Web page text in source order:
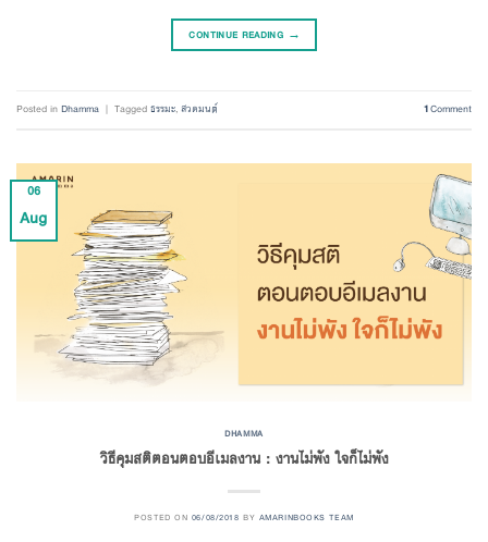
CONTINUE READING →
Posted inDhamma | Taggedธรรมะ,สวดมนต์ 1Comment
06
Aug
DHAMMA
วิธีคุมสติตอนตอบอีเมลงาน : งานไม่พัง ใจก็ไม่พัง
POSTED ON 06/08/2018 BY AMARINBOOKS TEAM